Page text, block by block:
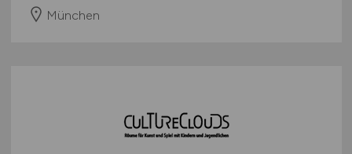
München